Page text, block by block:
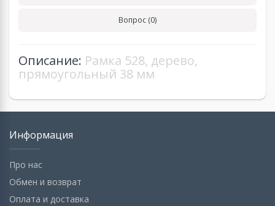
Вопрос (0)
Описание: Рамка 528, дерево,
прямоугольный 38 мм
Информация
Про нас
Обмен и возврат
Оплата и доставка